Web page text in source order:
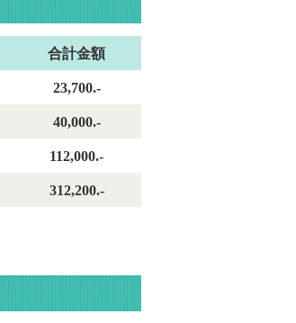
合計金額
23,700.-
40,000.-
112,000.-
312,200.-